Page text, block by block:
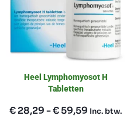
Heel Lymphomyosot H
Tabletten
€28,29-€59,59 Inc. btw.